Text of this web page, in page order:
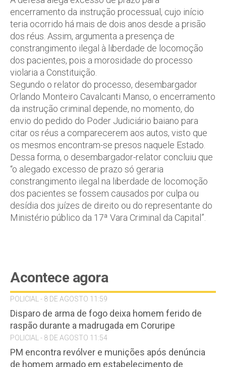
encerramento da instrução processual, cujo início
teria ocorrido há mais de dois anos desde a prisão
dos réus. Assim, argumenta a presença de
constrangimento ilegal à liberdade de locomoção
dos pacientes, pois a morosidade do processo
violaria a Constituição.
Segundo o relator do processo, desembargador
Orlando Monteiro Cavalcanti Manso, o encerramento
da instrução criminal depende, no momento, do
envio do pedido do Poder Judiciário baiano para
citar os réus a comparecerem aos autos, visto que
os mesmos encontram-se presos naquele Estado.
Dessa forma, o desembargador-relator concluiu que
“o alegado excesso de prazo só geraria
constrangimento ilegal na liberdade de locomoção
dos pacientes se fossem causados por culpa ou
desídia dos juízes de direito ou do representante do
Ministério público da 17ª Vara Criminal da Capital”.
Acontece agora
POLICIAL - 8 DE AGOSTO 11:59
Disparo de arma de fogo deixa homem ferido de
raspão durante a madrugada em Coruripe
POLICIAL - 8 DE AGOSTO 11:54
PM encontra revólver e munições após denúncia
de homem armado em estabelecimento de